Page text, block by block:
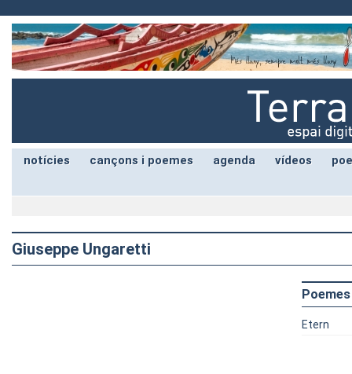
notícies cançons i poemes agenda vídeos
Giuseppe Ungaretti
Poemes
Etern